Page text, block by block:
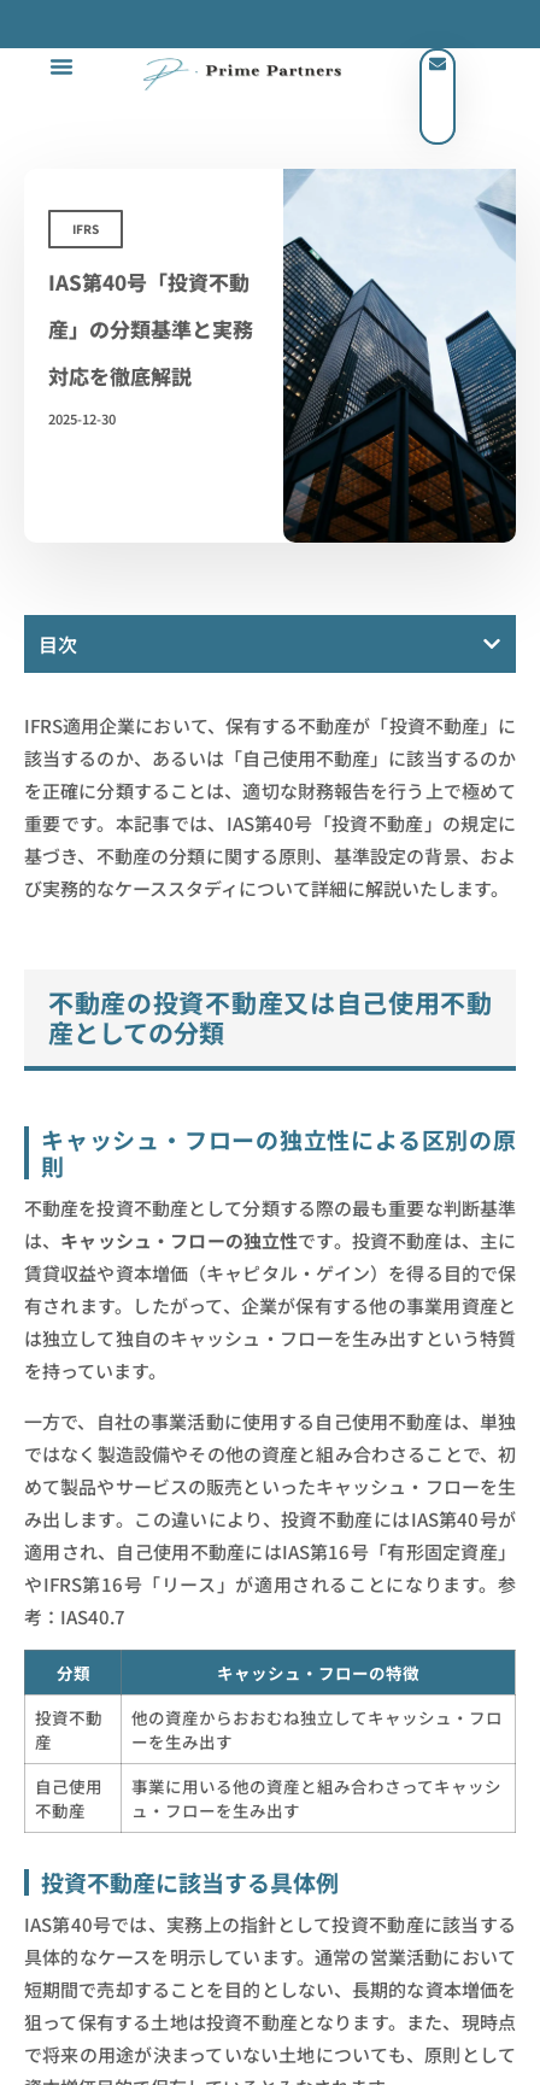
IFRS
IAS第40号「投資不動
産」の分類基準と実務
対応を徹底解説
2025-12-30
目次
IFRS適用企業において、保有する不動産が「投資不動産」に
該当するのか、あるいは「自己使用不動産」に該当するのか
を正確に分類することは、適切な財務報告を行う上で極めて
重要です。本記事では、IAS第40号「投資不動産」の規定に
基づき、不動産の分類に関する原則、基準設定の背景、およ
び実務的なケーススタディについて詳細に解説いたします。
不動産の投資不動産又は自己使用不動
産としての分類
キャッシュ・フローの独立性による区別の原
則
不動産を投資不動産として分類する際の最も重要な判断基準
は、 キャッシュ・フローの独立性です。投資不動産は、主に
賃貸収益や資本増価（キャピタル・ゲイン）を得る目的で保
有されます。したがって、企業が保有する他の事業用資産と
は独立して独自のキャッシュ・フローを生み出すという特質
を持っています。
一方で、自社の事業活動に使用する自己使用不動産は、単独
ではなく製造設備やその他の資産と組み合わさることで、初
めて製品やサービスの販売といったキャッシュ・フローを生
み出します。この違いにより、投資不動産にはIAS第40号が
適用され、自己使用不動産にはIAS第16号「有形固定資産」
やIFRS第16号「リース」が適用されることになります。参
考：IAS40.7
分類
キャッシュ・フローの特徴
投資不動
産
他の資産からおおむね独立してキャッシュ・フロ
ーを生み出す
自己使用
不動産
事業に用いる他の資産と組み合わさってキャッシ
ュ・フローを生み出す
投資不動産に該当する具体例
IAS第40号では、実務上の指針として投資不動産に該当する
具体的なケースを明示しています。通常の営業活動において
短期間で売却することを目的としない、長期的な資本増価を
狙って保有する土地は投資不動産となります。また、現時点
で将来の用途が決まっていない土地についても、原則として